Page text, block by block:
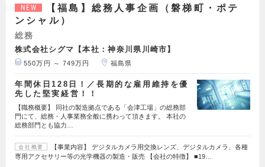
NEW
【福島】総務人事企画（磐梯町・ポテ
ンシャル）
総務
株式会社シグマ【本社：神奈川県川崎市】
550万円 ～ 749万円 福島県
年間休日128日！／長期的な雇用維持を優
先した堅実経営！！
【職務概要】 同社の製造拠点である「会津工場」の総務部
門にて、総務・人事業務全般に携わって頂きます。 本社の
総務部門とも協力…
会社概要
【事業内容】 デジタルカメラ用交換レンズ、デジタルカメラ、各種
専用アクセサリー等の光学機器の製造・販売 【会社の特徴】 ■19…